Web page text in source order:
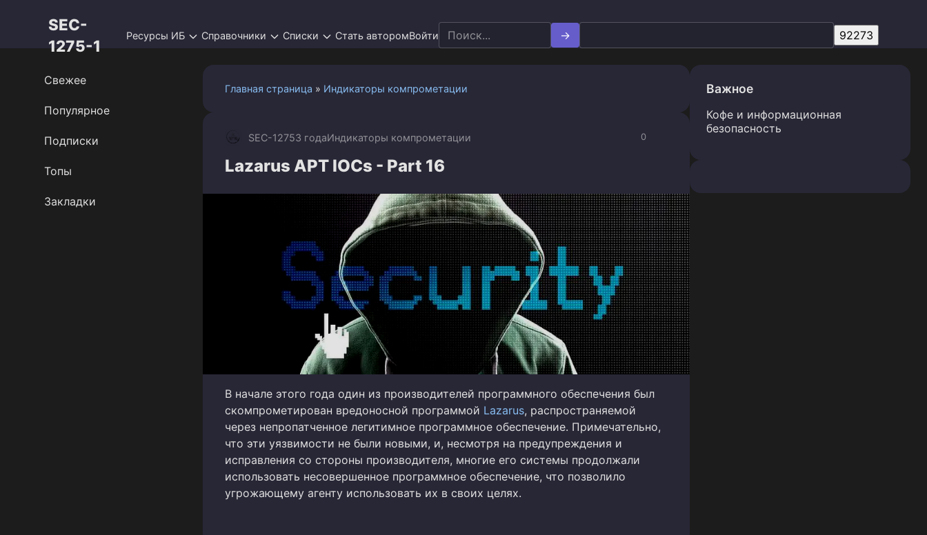
SEC-
1275-1
Ресурсы ИБ Справочники Списки Стать авторомВойти Search
for:
Главная страница » Индикаторы компрометации
0
SEC-12753 годаИндикаторы компрометации
Lazarus APT IOCs - Part 16
В начале этого года один из производителей программного обеспечения был
скомпрометирован вредоносной программой Lazarus, распространяемой
через непропатченное легитимное программное обеспечение. Примечательно,
что эти уязвимости не были новыми, и, несмотря на предупреждения и
исправления со стороны производителя, многие его системы продолжали
использовать несовершенное программное обеспечение, что позволило
угрожающему агенту использовать их в своих целях.
Свежее
Популярное
Подписки
Топы
Закладки
Важное
Кофе и информационная
безопасность